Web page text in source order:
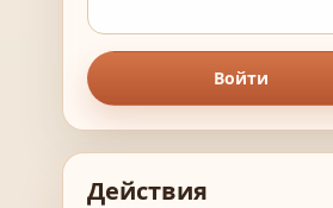
Войти
Действия